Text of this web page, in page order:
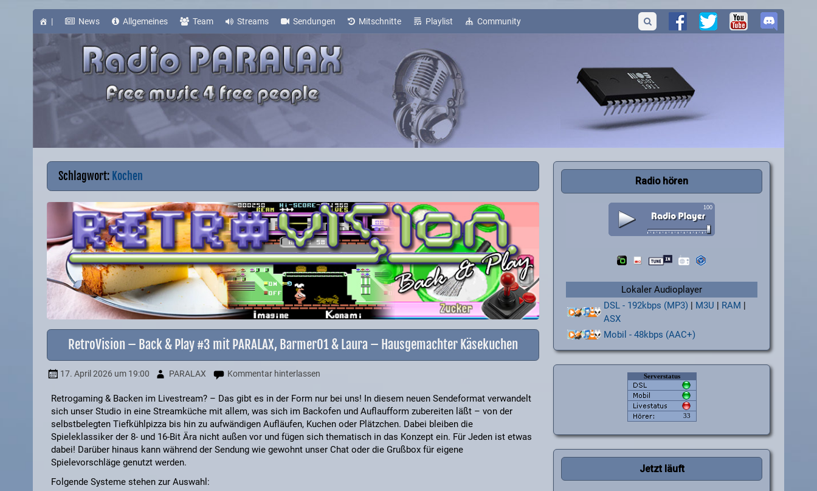
| News Allgemeines Team Streams Sendungen Mitschnitte Playlist Community
Schlagwort: Kochen
RetroVision – Back & Play #3 mit PARALAX, Barmer01 & Laura – Hausgemachter Käsekuchen
17. April 2026 um 19:00 PARALAX Kommentar hinterlassen
Retrogaming & Backen im Livestream? – Das gibt es in der Form nur bei uns! In diesem neuen Sendeformat verwandelt
sich unser Studio in eine Streamküche mit allem, was sich im Backofen und Auflaufform zubereiten läßt – von der
selbstbelegten Tiefkühlpizza bis hin zu aufwändigen Aufläufen, Kuchen oder Plätzchen. Dabei bleiben die
Spieleklassiker der 8- und 16-Bit Ära nicht außen vor und fügen sich thematisch in das Konzept ein. Für Jeden ist etwas
dabei! Darüber hinaus kann während der Sendung wie gewohnt unser Chat oder die Grußbox für eigene
Spielevorschläge genutzt werden.
Folgende Systeme stehen zur Auswahl:
Radio hören
Lokaler Audioplayer
DSL - 192kbps (MP3) | M3U | RAM |
ASX
Mobil - 48kbps (AAC+)
Jetzt läuft